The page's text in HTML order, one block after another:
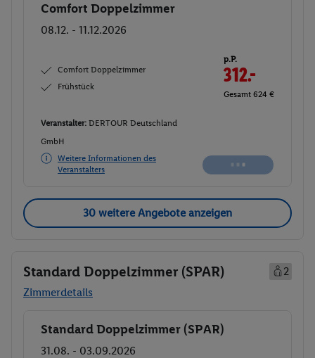
Buchen
Comfort Doppelzimmer
08.12. - 11.12.2026
Comfort Doppelzimmer
Frühstück
p.P.
312.50
Gesamt 625 €
Veranstalter: DERTOUR Deutschland
GmbH
Weitere Informationen des
Veranstalters
Buchen
30 weitere Angebote anzeigen
Standard Doppelzimmer (SPAR)
2
Zimmerdetails
Buchen
Standard Doppelzimmer (SPAR)
31.08. - 03.09.2026